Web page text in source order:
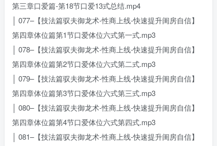
第三章口爱篇-第18节口爱13式总结.mp4
│ 077–【技法篇驭夫御龙术-性商上线-快速提升闺房自信】
第四章体位篇第1节口爱体位六式第一式.mp3
│ 078–【技法篇驭夫御龙术-性商上线-快速提升闺房自信】
第四章体位篇第2节口爱体位六式第二式.mp3
│ 079–【技法篇驭夫御龙术-性商上线-快速提升闺房自信】
第四章体位篇第3节口爱体位六式第三式.mp3
│ 080–【技法篇驭夫御龙术-性商上线-快速提升闺房自信】
第四章体位篇第4节口爱体位六式第四式.mp3
│ 081–【技法篇驭夫御龙术-性商上线-快速提升闺房自信】